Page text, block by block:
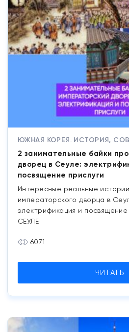
ЮЖНАЯ КОРЕЯ. ИСТОРИЯ,
2 занимательные байки
дворец в Сеуле:
посвящение прислуги
Интересные реальные истории
императорского дворца в
электрификация и
СЕУЛЕ
6071
ЧИТАТЬ